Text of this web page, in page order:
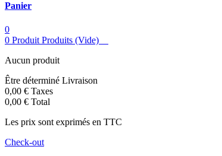
Panier
0
0 Produit Produits (Vide)
Aucun produit
Être déterminé Livraison
0,00 € Taxes
0,00 € Total
Les prix sont exprimés en TTC
Check-out